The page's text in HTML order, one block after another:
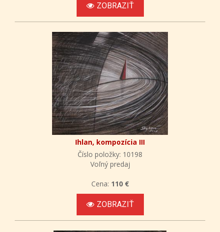
ZOBRAZIŤ
Ihlan, kompozícia III
Číslo položky: 10198
Voľný predaj
Cena: 110 €
ZOBRAZIŤ